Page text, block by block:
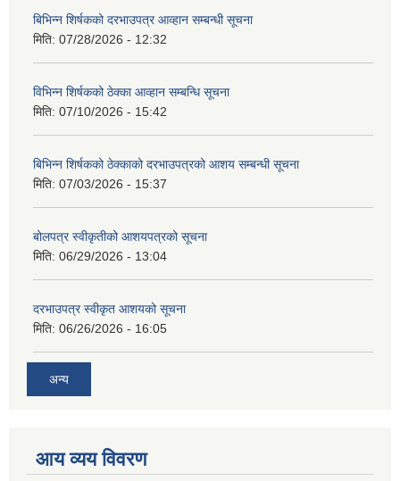
बिभिन्‍न शिर्षकको दरभाउपत्र आव्हान सम्बन्धी सूचना
मिति: 07/28/2026 - 12:32
विभिन्न शिर्षकको ठेक्का आव्हान सम्बन्धि सूचना
मिति: 07/10/2026 - 15:42
बिभिन्‍न शिर्षकको ठेक्काको दरभाउपत्रको आशय सम्बन्धी सूचना
मिति: 07/03/2026 - 15:37
बोलपत्र स्वीकृतीको आशयपत्रको सूचना
मिति: 06/29/2026 - 13:04
दरभाउपत्र स्वीकृत आशयको सूचना
मिति: 06/26/2026 - 16:05
अन्य
आय व्यय विवरण